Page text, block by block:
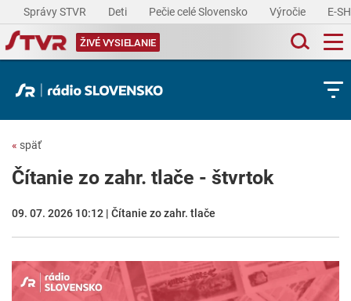
Správy STVR Deti Pečie celé Slovensko Výročie E-
ŽIVÉ VYSIELANIE
« späť
Čítanie zo zahr. tlače - štvrtok
09. 07. 2026 10:12 | Čítanie zo zahr. tlače